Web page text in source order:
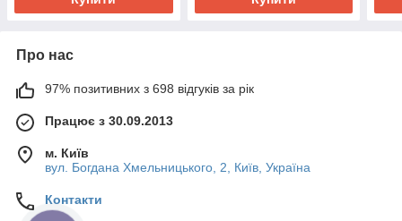
Про нас
97% позитивних з 698 відгуків за рік
Працює з 30.09.2013
м. Київ
вул. Богдана Хмельницького, 2, Київ, Україна
Контакти